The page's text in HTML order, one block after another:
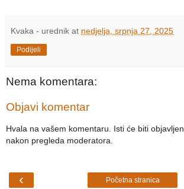
Kvaka - urednik at nedjelja, srpnja 27, 2025
Podijeli
Nema komentara:
Objavi komentar
Hvala na vašem komentaru. Isti će biti objavljen
nakon pregleda moderatora.
‹ Početna stranica